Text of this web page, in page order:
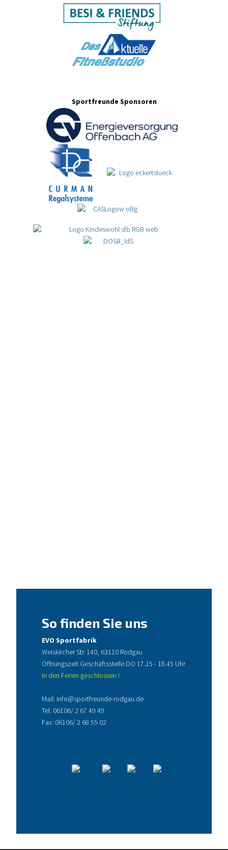
Sportfreunde Sponsoren
So finden Sie uns
EVO Sportfabrik
Weiskircher Str. 140, 63110 Rodgau
Öffnungszeit Geschäftsstelle DO 17.15 - 18.45 Uhr
In den Ferien geschlossen !
Mail: info@sportfreunde-rodgau.de
Tel: 06106/ 2 67 49 49
Fax: 06106/ 2 68 55 02